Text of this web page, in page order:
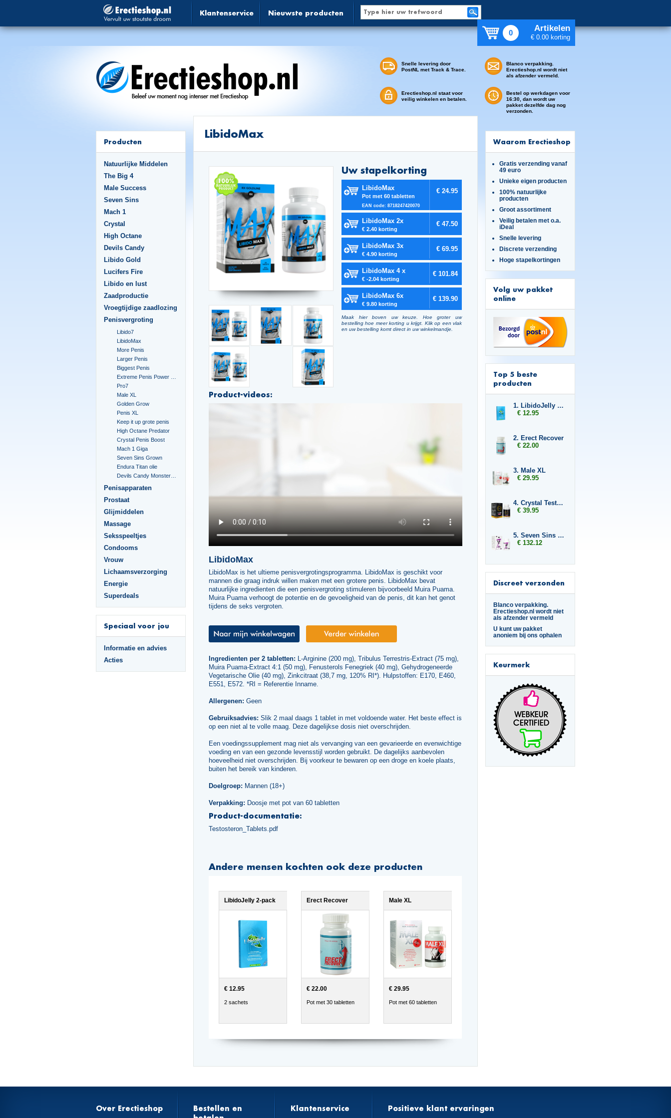
Klantenservice Nieuwste producten
0 Artikelen
€ 0.00 korting
Snelle levering door
PostNL met Track & Trace.
Erectieshop.nl staat voor
veilig winkelen en betalen.
Blanco verpakking.
Erectieshop.nl wordt niet
als afzender vermeld.
Bestel op werkdagen voor
16:30, dan wordt uw
pakket dezelfde dag nog
verzonden.
Producten
Natuurlijke Middelen
The Big 4
Male Success
Seven Sins
Mach 1
Crystal
High Octane
Devils Candy
Libido Gold
Lucifers Fire
Libido en lust
Zaadproductie
Vroegtijdige zaadlozing
Penisvergroting
Libido7
LibidoMax
More Penis
Larger Penis
Biggest Penis
Pro7
Male XL
Golden Grow
Penis XL
Keep it up grote penis
High Octane Predator
Crystal Penis Boost
Mach 1 Giga
Seven Sins Grown
Endura Titan olie
Penisapparaten
Prostaat
Glijmiddelen
Massage
Seksspeeltjes
Condooms
Vrouw
Lichaamsverzorging
Energie
Superdeals
Speciaal voor jou
Informatie en advies
Acties
LibidoMax
Uw stapelkorting
LibidoMax
Pot met 60 tabletten
EAN code: 8718247420070
€ 24.95
LibidoMax 2x
€ 2.40 korting
€ 47.50
LibidoMax 3x
€ 4.90 korting
€ 69.95
LibidoMax 4 x
€ -2.04 korting
€ 101.84
LibidoMax 6x
€ 9.80 korting
€ 139.90
Maak hier boven uw keuze. Hoe groter uw
bestelling hoe meer korting u krijgt. Klik op een vlak
en uw bestelling komt direct in uw winkelmandje.
Product-videos:
LibidoMax
LibidoMax is het ultieme penisvergrotingsprogramma. LibidoMax is geschikt voor
mannen die graag indruk willen maken met een grotere penis. LibidoMax bevat
natuurlijke ingredienten die een penisvergroting stimuleren bijvoorbeeld Muira Puama.
Muira Puama verhoogt de potentie en de gevoeligheid van de penis, dit kan het genot
tijdens de seks vergroten.
Ingredienten per 2 tabletten: L-Arginine (200 mg), Tribulus Terrestris-Extract (75 mg),
Muira Puama-Extract 4:1 (50 mg), Fenusterols Fenegriek (40 mg), Gehydrogeneerde
Vegetarische Olie (40 mg), Zinkcitraat (38,7 mg, 120% RI*). Hulpstoffen: E170, E460,
E551, E572. *RI = Referentie Inname.
Allergenen: Geen
Gebruiksadvies: Slik 2 maal daags 1 tablet in met voldoende water. Het beste effect is
op een niet al te volle maag. Deze dagelijkse dosis niet overschrijden.
Een voedingssupplement mag niet als vervanging van een gevarieerde en evenwichtige
voeding en van een gezonde levensstijl worden gebruikt. De dagelijks aanbevolen
hoeveelheid niet overschrijden. Bij voorkeur te bewaren op een droge en koele plaats,
buiten het bereik van kinderen.
Doelgroep: Mannen (18+)
Verpakking: Doosje met pot van 60 tabletten
Product-documentatie:
Testosteron_Tablets.pdf
Andere mensen kochten ook deze producten
LibidoJelly 2-pack
€ 12.95
2 sachets
Erect Recover
€ 22.00
Pot met 30 tabletten
Male XL
€ 29.95
Pot met 60 tabletten
Waarom Erectieshop
Gratis verzending vanaf
49 euro
Unieke eigen producten
100% natuurlijke
producten
Groot assortiment
Veilig betalen met o.a.
iDeal
Snelle levering
Discrete verzending
Hoge stapelkortingen
Volg uw pakket
online
Top 5 beste
producten
1. LibidoJelly 2-pack
€ 12.95
2. Erect Recover
€ 22.00
3. Male XL
€ 29.95
4. Crystal Testo Power
€ 39.95
5. Seven Sins Lust 6 x
€ 132.12
Discreet verzonden
Blanco verpakking.
Erectieshop.nl wordt niet
als afzender vermeld
U kunt uw pakket
anoniem bij ons ophalen
Keurmerk
Over Erectieshop
Bestellen en
Klantenservice Positieve klant ervaringen